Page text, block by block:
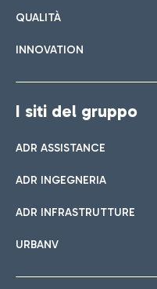
QUALITÀ
INNOVATION
I siti del gruppo
ADR ASSISTANCE
ADR INGEGNERIA
ADR INFRASTRUTTURE
URBANV